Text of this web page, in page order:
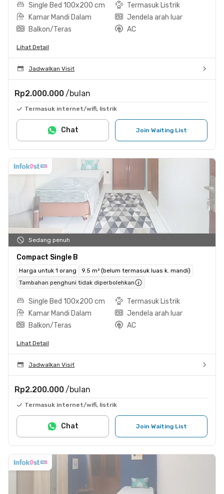
Single Bed 100x200 cm
Termasuk Listrik
Kamar Mandi Dalam
Jendela arah luar
Balkon/Teras
AC
Lihat Detail
Jadwalkan Visit
Rp2.000.000 /bulan
Termasuk internet/wifi, listrik
Join Waiting List
Chat
Sedang penuh
Compact Single B
Harga untuk 1 orang
9.5 m² (belum termasuk luas k. mandi)
Tambahan penghuni tidak diperbolehkan
Single Bed 100x200 cm
Termasuk Listrik
Kamar Mandi Dalam
Jendela arah luar
Balkon/Teras
AC
Lihat Detail
Jadwalkan Visit
Rp2.200.000 /bulan
Termasuk internet/wifi, listrik
Join Waiting List
Chat